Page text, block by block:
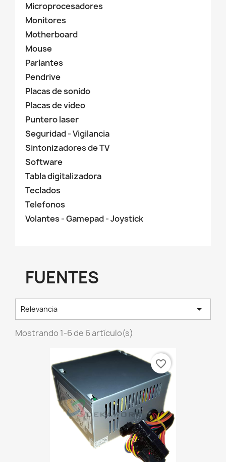
Microprocesadores
Monitores
Motherboard
Mouse
Parlantes
Pendrive
Placas de sonido
Placas de video
Puntero laser
Seguridad - Vigilancia
Sintonizadores de TV
Software
Tabla digitalizadora
Teclados
Telefonos
Volantes - Gamepad - Joystick
FUENTES
Relevancia 
Mostrando 1-6 de 6 artículo(s)
favorite_border